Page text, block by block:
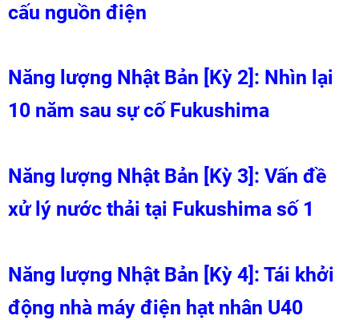
cấu nguồn điện
Năng lượng Nhật Bản [Kỳ 2]: Nhìn lại
10 năm sau sự cố Fukushima
Năng lượng Nhật Bản [Kỳ 3]: Vấn đề
xử lý nước thải tại Fukushima số 1
Năng lượng Nhật Bản [Kỳ 4]: Tái khởi
động nhà máy điện hạt nhân U40